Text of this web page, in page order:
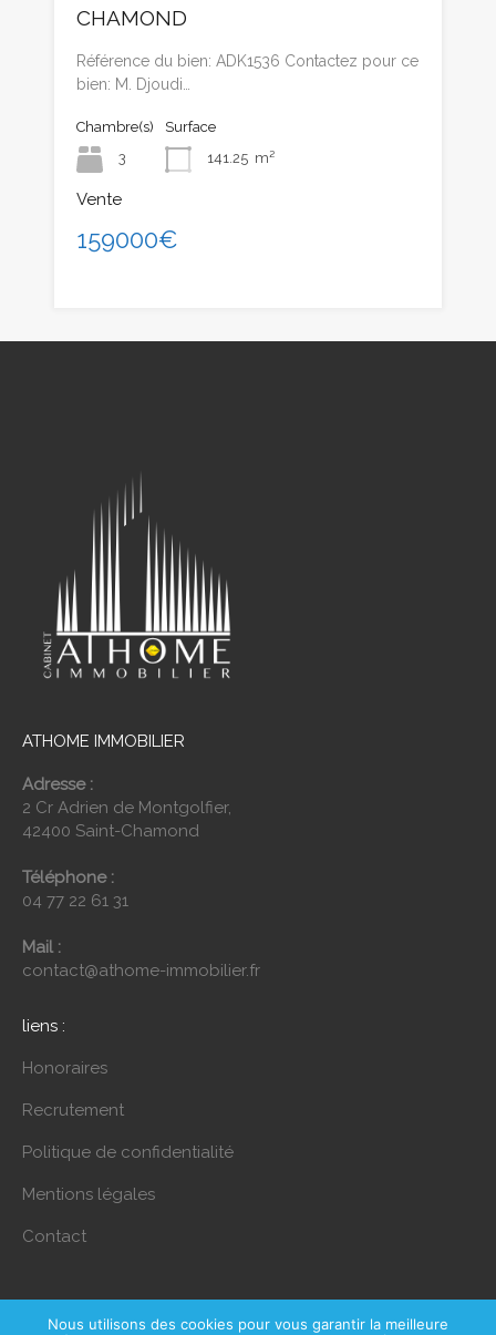
CHAMOND
Référence du bien: ADK1536 Contactez pour ce
bien: M. Djoudi…
Chambre(s)
3
Surface
141.25 m²
Vente
159000€
ATHOME IMMOBILIER
Adresse :
2 Cr Adrien de Montgolfier,
42400 Saint-Chamond
Téléphone :
04 77 22 61 31
Mail :
contact@athome-immobilier.fr
liens :
Honoraires
Recrutement
Politique de confidentialité
Mentions légales
Contact
Nous utilisons des cookies pour vous garantir la meilleure